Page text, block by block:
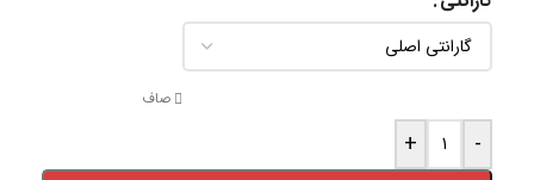
صاف
-
+